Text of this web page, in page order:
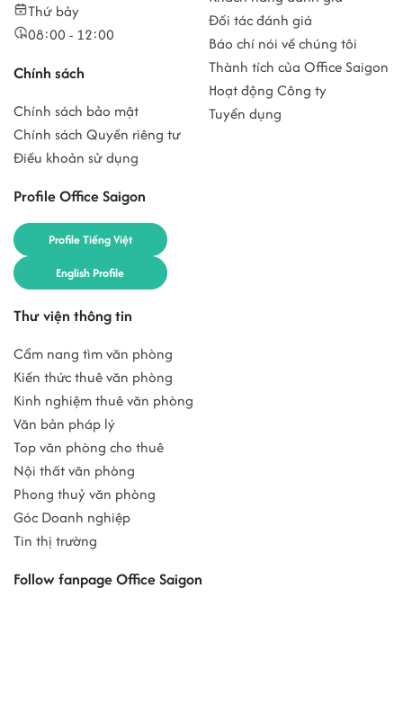
Thứ bảy
08:00 - 12:00
Chính sách
Chính sách bảo mật
Chính sách Quyền riêng tư
Điều khoản sử dụng
Profile Office Saigon
Profile Tiếng Việt
English Profile
Đối tác đánh giá
Báo chí nói về chúng tôi
Thành tích của Office Saigon
Hoạt động Công ty
Tuyển dụng
Thư viện thông tin
Cẩm nang tìm văn phòng
Kiến thức thuê văn phòng
Kinh nghiệm thuê văn phòng
Văn bản pháp lý
Top văn phòng cho thuê
Nội thất văn phòng
Phong thuỷ văn phòng
Góc Doanh nghiệp
Tin thị trường
Follow fanpage Office Saigon